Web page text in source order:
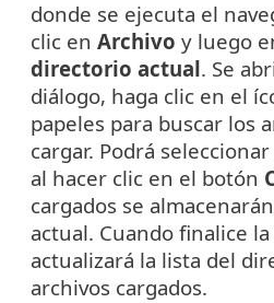
donde se ejecuta el
clic en Archivo y luego
directorio actual. Se
diálogo, haga clic en el
papeles para buscar los
cargar. Podrá
al hacer clic en el botón
cargados se
actual. Cuando finalice la
actualizará la lista del
archivos cargados.